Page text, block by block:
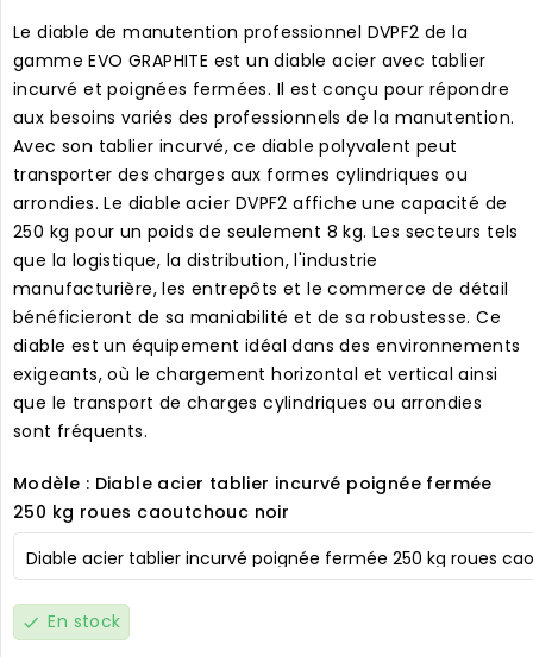
Le diable de manutention professionnel DVPF2 de la
gamme EVO GRAPHITE est un diable acier avec tablier
incurvé et poignées fermées. Il est conçu pour répondre
aux besoins variés des professionnels de la manutention.
Avec son tablier incurvé, ce diable polyvalent peut
transporter des charges aux formes cylindriques ou
arrondies. Le diable acier DVPF2 affiche une capacité de
250 kg pour un poids de seulement 8 kg. Les secteurs tels
que la logistique, la distribution, l'industrie
manufacturière, les entrepôts et le commerce de détail
bénéficieront de sa maniabilité et de sa robustesse. Ce
diable est un équipement idéal dans des environnements
exigeants, où le chargement horizontal et vertical ainsi
que le transport de charges cylindriques ou arrondies
sont fréquents.
Modèle : Diable acier tablier incurvé poignée fermée
250 kg roues caoutchouc noir
check En stock